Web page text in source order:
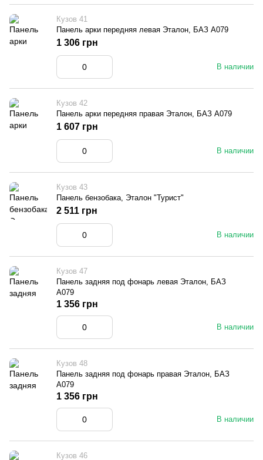
Кузов 41
Панель арки передняя левая Эталон, БАЗ А079
В наличии
1 306 грн
Кузов 42
Панель арки передняя правая Эталон, БАЗ А079
В наличии
1 607 грн
Кузов 43
Панель бензобака, Эталон "Турист"
В наличии
2 511 грн
Кузов 47
Панель задняя под фонарь левая Эталон, БАЗ
А079
В наличии
1 356 грн
Кузов 48
Панель задняя под фонарь правая Эталон, БАЗ
А079
В наличии
1 356 грн
Кузов 46